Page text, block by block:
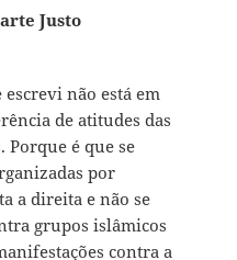
Justo
não está em
de atitudes das
Porque é que se
por
a direita e não se
grupos islâmicos
contra a